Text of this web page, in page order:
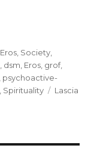
Categorie
Eros Society
dsm Eros grof,
psychoactive-
Spirituality
Lascia